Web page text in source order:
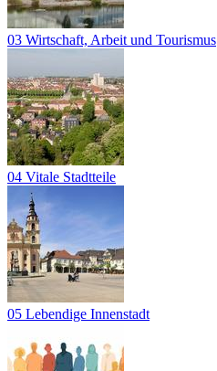
03 Wirtschaft, Arbeit und Tourismus
04 Vitale Stadtteile
05 Lebendige Innenstadt